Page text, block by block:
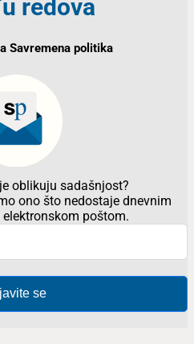
redova
Savremena politika
oblikuju sadašnjost?
ono što nedostaje dnevnim
poštom.
se